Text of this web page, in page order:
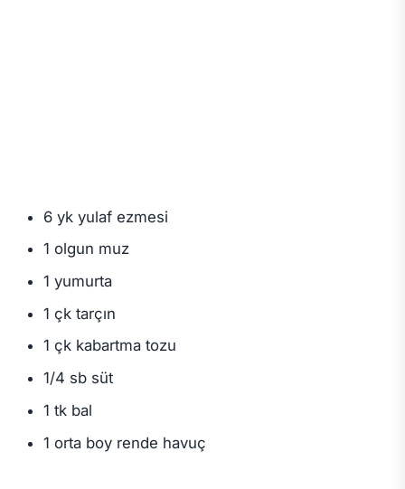
6 yk yulaf ezmesi
1 olgun muz
1 yumurta
1 çk tarçın
1 çk kabartma tozu
1/4 sb süt
1 tk bal
1 orta boy rende havuç